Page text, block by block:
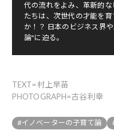
代の流れをよみ、革新的
たちは、次世代の才能を
か！？ 日本のビジネス界
論"に迫る。
TEXT=村上早苗
PHOTOGRAPH=古谷利幸
#イノベーターの子育て論